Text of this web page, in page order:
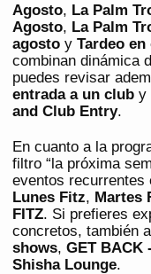
Agosto, La Palm
Agosto, La Palm
agosto y Tardeo
combinan dinámica
puedes revisar
entrada a un club y
and Club Entry.
En cuanto a la
filtro “la próxima
eventos recurrentes
Lunes Fitz, Martes
FITZ. Si prefieres
concretos, también
shows, GET BACK
Shisha Lounge.